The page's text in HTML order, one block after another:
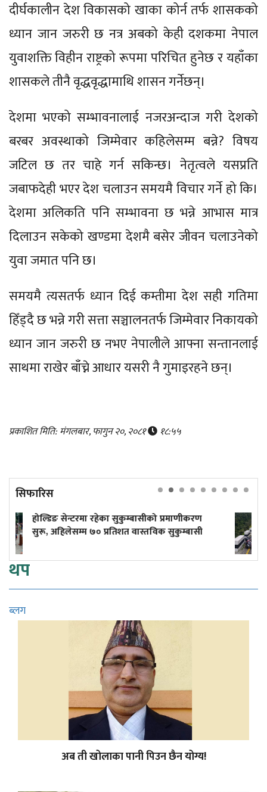
दीर्घकालीन देश विकासको खाका कोर्न तर्फ शासकको
ध्यान जान जरुरी छ नत्र अबको केही दशकमा नेपाल
युवाशक्ति विहीन राष्ट्रको रूपमा परिचित हुनेछ र यहाँका
शासकले तीनै वृद्धवृद्धामाथि शासन गर्नेछन्।
देशमा भएको सम्भावनालाई नजरअन्दाज गरी देशको
बरबर अवस्थाको जिम्मेवार कहिलेसम्म बन्ने? विषय
जटिल छ तर चाहे गर्न सकिन्छ। नेतृत्वले यसप्रति
जबाफदेही भएर देश चलाउन समयमै विचार गर्ने हो कि।
देशमा अलिकति पनि सम्भावना छ भन्ने आभास मात्र
दिलाउन सकेको खण्डमा देशमै बसेर जीवन चलाउनेको
युवा जमात पनि छ।
समयमै त्यसतर्फ ध्यान दिई कम्तीमा देश सही गतिमा
हिँड्दै छ भन्ने गरी सत्ता सञ्चालनतर्फ जिम्मेवार निकायको
ध्यान जान जरुरी छ नभए नेपालीले आफ्ना सन्तानलाई
साथमा राखेर बाँच्ने आधार यसरी नै गुमाइरहने छन्।
प्रकाशित मिति: मंगलबार, फागुन २०, २०८१ १८:५५
सिफारिस
प्रमाणीकरण
सुकुम्बासी
कारागार कार्यालयको गाडीले
ठक्कर दिँदा एक किशोरको मृत्यु,
थप
ब्लग
अब ती खोलाका पानी पिउन छैन योग्य!